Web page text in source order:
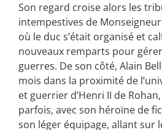
Son regard croise alors les
intempestives de
où le duc s’était organisé et
nouveaux remparts pour
guerres. De son côté, Alain
mois dans la proximité de
et guerrier d’Henri II de
parfois, avec son héroïne de
son léger équipage, allant sur